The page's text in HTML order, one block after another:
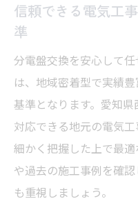
信頼できる電気工
準
分電盤交換を安心して
は、地域密着型で実績
基準となります。愛知
対応できる地元の電気
細かく把握した上で最
や過去の施工事例を確
も重視しましょう。